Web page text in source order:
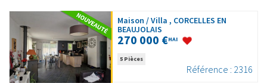
Maison / Villa , CORCELLES EN
BEAUJOLAIS
270 000 €HAI
5 Pièces
Référence : 2316